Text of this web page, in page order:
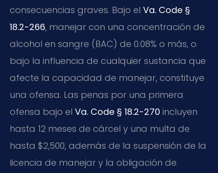
consecuencias graves. Bajo el Va. Code §
18.2-266, manejar con una concentración de
alcohol en sangre (BAC) de 0.08% o más, o
bajo la influencia de cualquier sustancia que
afecte la capacidad de manejar, constituye
una ofensa. Las penas por una primera
ofensa bajo el Va. Code § 18.2-270 incluyen
hasta 12 meses de cárcel y una multa de
hasta $2,500, además de la suspensión de la
licencia de manejar y la obligación de